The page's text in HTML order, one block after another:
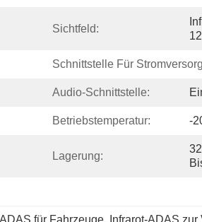
Sichtfeld:
Schnittstelle Für
Audio-Schnittstelle:
Betriebstemperatur: -
Lagerung:
für Fahrzeuge, Infrarot-ADAS